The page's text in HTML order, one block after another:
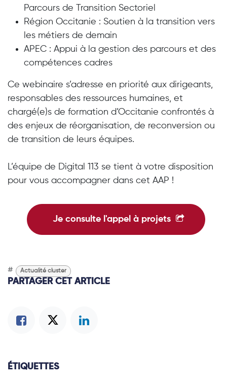
Parcours de Transition Sectoriel
Région Occitanie : Soutien à la transition vers
les métiers de demain
APEC : Appui à la gestion des parcours et des
compétences cadres
Ce webinaire s’adresse en priorité aux dirigeants,
responsables des ressources humaines, et
chargé(e)s de formation d’Occitanie confrontés à
des enjeux de réorganisation, de reconversion ou
de transition de leurs équipes.
L’équipe de Digital 113 se tient à votre disposition
pour vous accompagner dans cet AAP !
Je consulte l'appel à projets
# Actualité cluster
PARTAGER CET ARTICLE
ÉTIQUETTES